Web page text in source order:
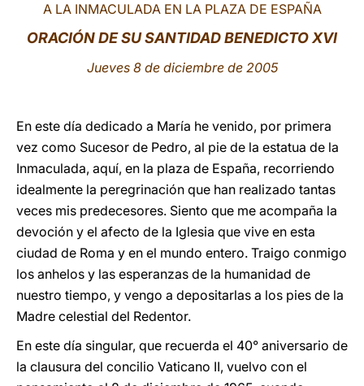
中文
LATINE
A LA INMACULADA EN LA PLAZA DE ESPAÑA
ORACIÓN DE SU SANTIDAD BENEDICTO XVI
Jueves 8 de diciembre de 2005
En este día dedicado a María he venido, por primera
vez como Sucesor de Pedro, al pie de la estatua de la
Inmaculada, aquí, en la plaza de España, recorriendo
idealmente la peregrinación que han realizado tantas
veces mis predecesores. Siento que me acompaña la
devoción y el afecto de la Iglesia que vive en esta
ciudad de Roma y en el mundo entero. Traigo conmigo
los anhelos y las esperanzas de la humanidad de
nuestro tiempo, y vengo a depositarlas a los pies de la
Madre celestial del Redentor.
En este día singular, que recuerda el 40° aniversario de
la clausura del concilio Vaticano II, vuelvo con el